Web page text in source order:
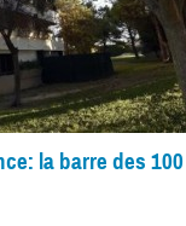
la barre des 100